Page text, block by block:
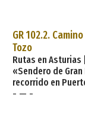
crestas entre
Parque Na
GR 102.2.
Tozo
Rutas en
«Sendero de
recorrido en
Distancia: 39 km
- — -